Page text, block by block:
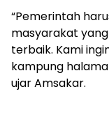
“Pemerintah
masyarakat
terbaik. Kami
kampung
ujar Amsakar.